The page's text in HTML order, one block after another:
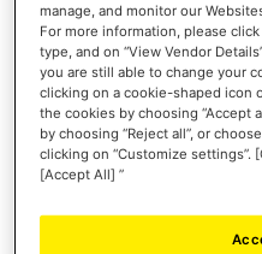
FERRARI 250
manage, and monitor our
For more information, please
type, and on “View Vendor
you are still able to change your
clicking on a cookie-shaped icon
the cookies by choosing “Accept
by choosing “Reject all”, or
clicking on “Customize
[Accept All] ”